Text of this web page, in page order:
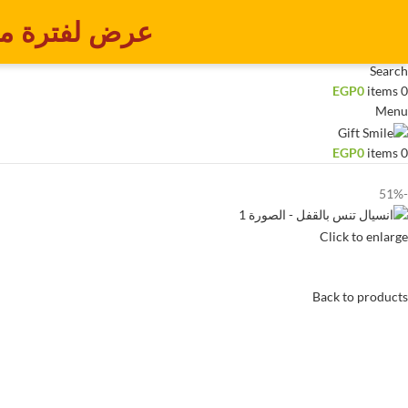
Search
0
items
EGP0
Menu
0
items
EGP0
-51%
Click to enlarge
Back to products
عرض لفترة